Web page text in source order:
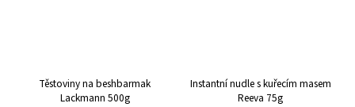
Těstoviny na beshbarmak
Lackmann 500g
Instantní nudle s kuřecím masem
Reeva 75g